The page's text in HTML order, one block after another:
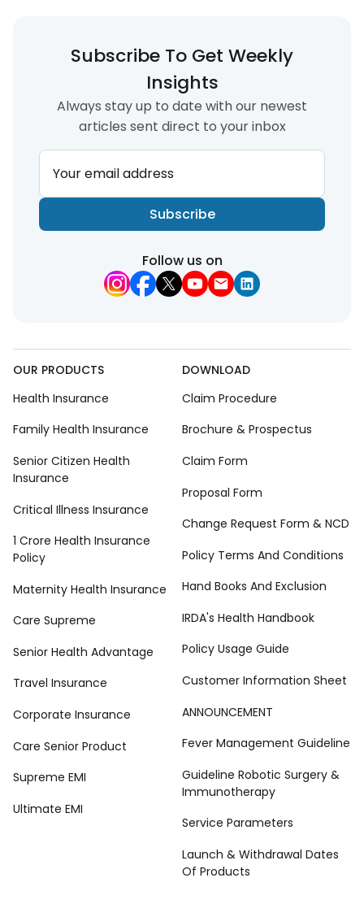
Subscribe To Get Weekly
Insights
Always stay up to date with our newest
articles sent direct to your inbox
Your email address
Subscribe
Follow us on
OUR PRODUCTS
Health Insurance
Family Health Insurance
Senior Citizen Health
Insurance
Critical Illness Insurance
1 Crore Health Insurance
Policy
Maternity Health Insurance
Care Supreme
Senior Health Advantage
Travel Insurance
Corporate Insurance
Care Senior Product
Supreme EMI
Ultimate EMI
DOWNLOAD
Claim Procedure
Brochure & Prospectus
Claim Form
Proposal Form
Change Request Form & NCD
Policy Terms And Conditions
Hand Books And Exclusion
IRDA's Health Handbook
Policy Usage Guide
Customer Information Sheet
ANNOUNCEMENT
Fever Management Guideline
Guideline Robotic Surgery &
Immunotherapy
Service Parameters
Launch & Withdrawal Dates
Of Products